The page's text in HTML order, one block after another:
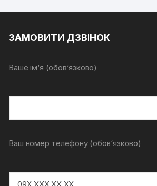
ЗАМОВИТИ ДЗВІНОК
Ваше ім‘я (обов‘язково)
Ваш номер телефону (обов‘язково)